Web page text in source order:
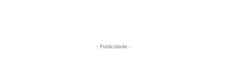
- Publicidade -